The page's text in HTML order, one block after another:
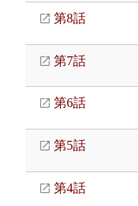
第8話
第7話
第6話
第5話
第4話